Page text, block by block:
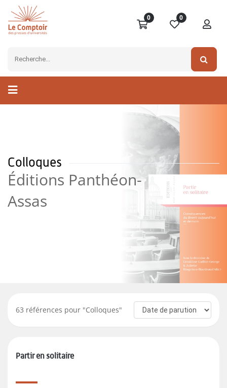
0 0
Colloques
Éditions Panthéon-
Assas
63 références pour "Colloques"
Partir en solitaire